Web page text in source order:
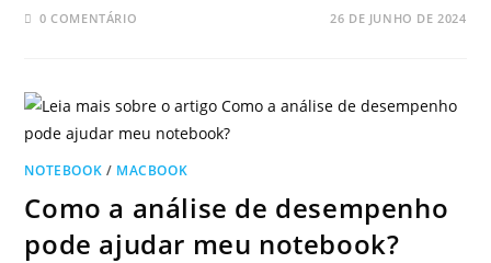
0 COMENTÁRIO 26 DE JUNHO DE 2024
NOTEBOOK / MACBOOK
Como a análise de desempenho
pode ajudar meu notebook?